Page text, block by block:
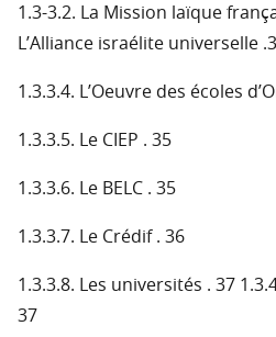
1.3-3.2. La Mission laïque
L’Alliance israélite universelle
1.3.3.4. L’Oeuvre des écoles
1.3.3.5. Le CIEP . 35
1.3.3.6. Le BELC . 35
1.3.3.7. Le Crédif . 36
1.3.3.8. Les universités . 37
37